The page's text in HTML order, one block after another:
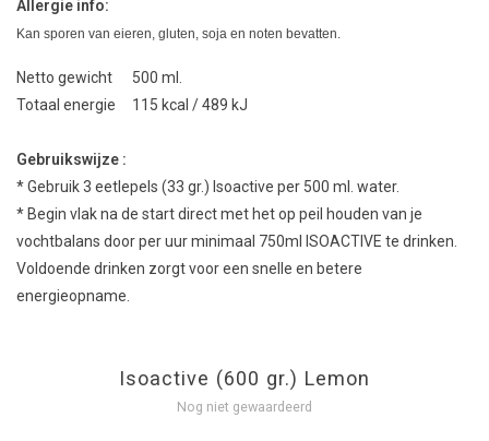
Allergie info:
Kan sporen van eieren, gluten, soja en noten bevatten.
Netto gewicht 500 ml.
Totaal energie 115 kcal / 489 kJ
Gebruikswijze :
* Gebruik 3 eetlepels (33 gr.) Isoactive per 500 ml. water.
* Begin vlak na de start direct met het op peil houden van je
vochtbalans door per uur minimaal 750ml ISOACTIVE te drinken.
Voldoende drinken zorgt voor een snelle en betere
energieopname.
Isoactive (600 gr.) Lemon
Nog niet gewaardeerd